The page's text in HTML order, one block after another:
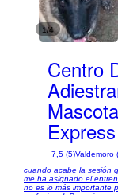
1/4
Centro
Express
7,5 (5)Valdemoro
cuando acabe la sesión
me ha asignado el
no es lo más importante